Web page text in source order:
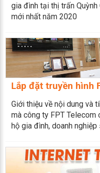
gia đình tại thị trấn Quỳnh
mới nhất năm 2020
Lắp đặt truyền hình
Giới thiệu về nội dung và
mà công ty FPT Telecom
hộ gia đình, doanh